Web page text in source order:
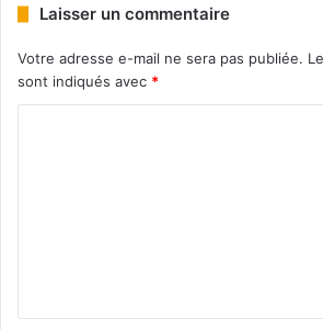
Laisser un commentaire
Votre adresse e-mail ne sera pas publiée.
sont indiqués avec *